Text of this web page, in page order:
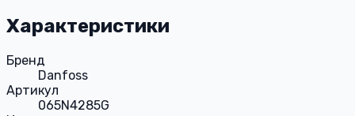
Характеристики
Бренд
Danfoss
Артикул
065N4285G